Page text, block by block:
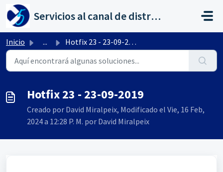
Saltar al contenido principal
Servicios al canal de distribución de AHORA
Inicio ... Hotfix 23 - 23-09-2019
Hotfix 23 - 23-09-2019
Creado por David Miralpeix, Modificado el Vie, 16 Feb,
2024 a 12:28 P. M. por David Miralpeix